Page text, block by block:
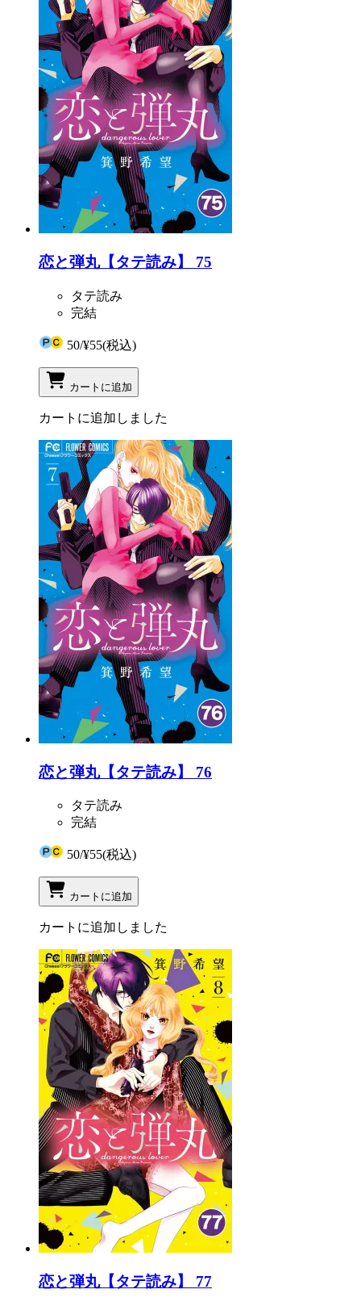
恋と弾丸【タテ読み】 75
タテ読み
完結
50/¥55(税込)
カートに追加
カートに追加しました
恋と弾丸【タテ読み】 76
タテ読み
完結
50/¥55(税込)
カートに追加
カートに追加しました
恋と弾丸【タテ読み】 77